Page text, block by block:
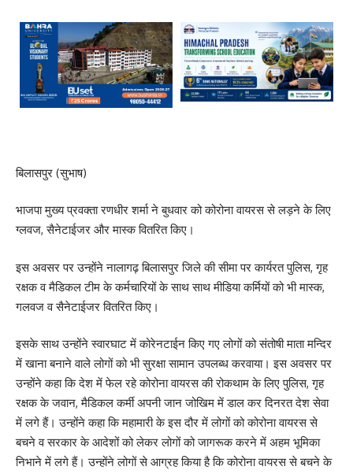
बिलासपुर (सुभाष)
भाजपा मुख्य प्रवक्ता रणधीर शर्मा ने बुधवार को कोरोना वायरस से लड़ने के लिए
ग्लवज, सैनेटाईजर और मास्क वितरित किए।
इस अवसर पर उन्होंने नालागढ़ बिलासपुर जिले की सीमा पर कार्यरत पुलिस, गृह
रक्षक व मैडिकल टीम के कर्मचारियों के साथ साथ मीडिया कर्मियों को भी मास्क,
गलवज व सैनेटाईजर वितरित किए।
इसके साथ उन्होंने स्वारघाट में कोरेनटाईन किए गए लोगों को संतोषी माता मन्दिर
में खाना बनाने वाले लोगों को भी सुरक्षा सामान उपलब्ध करवाया। इस अवसर पर
उन्होंने कहा कि देश में फेल रहे कोरोना वायरस की रोकथाम के लिए पुलिस, गृह
रक्षक के जवान, मैडिकल कर्मी अपनी जान जोखिम में डाल कर दिनरत देश सेवा
में लगे हैं। उन्होंने कहा कि महामारी के इस दौर में लोगों को कोरोना वायरस से
बचने व सरकार के आदेशों को लेकर लोगों को जागरूक करने में अहम भूमिका
निभाने में लगे हैं। उन्होंने लोगों से आग्रह किया है कि कोरोना वायरस से बचने के